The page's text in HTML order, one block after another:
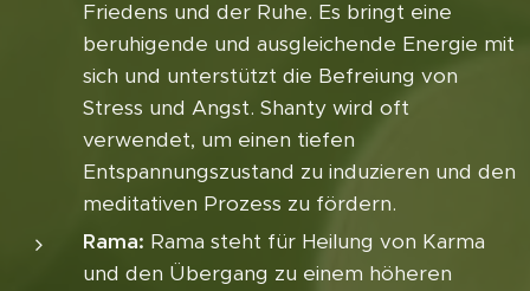
Friedens und der Ruhe. Es bringt eine
beruhigende und ausgleichende Energie mit
sich und unterstützt die Befreiung von
Stress und Angst. Shanty wird oft
verwendet, um einen tiefen
Entspannungszustand zu induzieren und den
meditativen Prozess zu fördern.
Rama: Rama steht für Heilung von Karma
und den Übergang zu einem höheren